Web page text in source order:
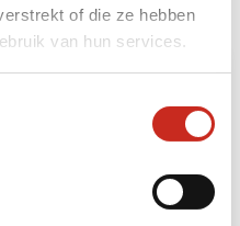
of die ze hebben
van hun services.
persoon, op basis